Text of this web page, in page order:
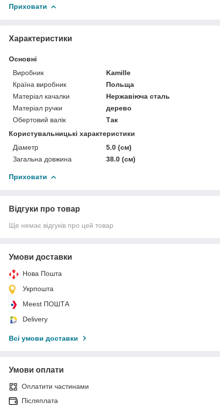
Приховати
Характеристики
Основні
Виробник
Kamille
Країна виробник
Польща
Матеріал качалки
Нержавіюча сталь
Матеріал ручки
дерево
Обертовий валік
Так
Користувальницькі характеристики
Діаметр
5.0 (см)
Загальна довжина
38.0 (см)
Приховати
Відгуки про товар
Ще немає відгуків про цей товар
Умови доставки
Нова Пошта
Укрпошта
Meest ПОШТА
Delivery
Всі умови доставки
Умови оплати
Оплатити частинами
Післяплата